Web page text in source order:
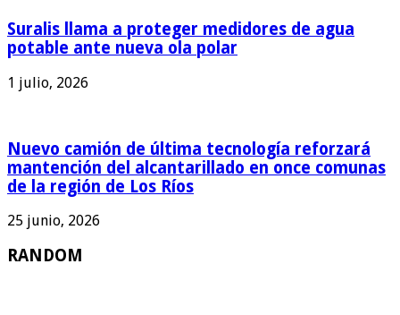
Suralis llama a proteger medidores de agua
potable ante nueva ola polar
1 julio, 2026
Nuevo camión de última tecnología reforzará
mantención del alcantarillado en once comunas
de la región de Los Ríos
25 junio, 2026
RANDOM